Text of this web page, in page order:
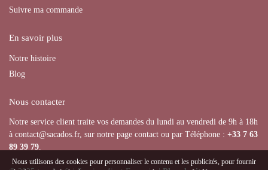
Suivre ma commande
En savoir plus
Notre histoire
Blog
Nous contacter
Notre service client traite vos demandes du lundi au vendredi de 9h à 18h
à contact@sacados.fr, sur notre page contact ou par Téléphone : +33 7 63
89 39 79.
Nous utilisons des cookies pour personnaliser le contenu et les publicités, pour fournir